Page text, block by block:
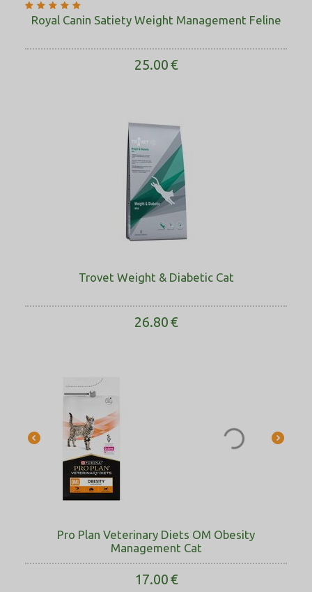
Royal Canin Satiety Weight Management Feline
25.00€
Trovet Weight & Diabetic Cat
26.80€
Pro Plan Veterinary Diets OM Obesity
Management Cat
17.00€